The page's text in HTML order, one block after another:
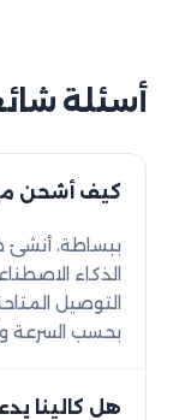
أسئلة
كيف أشحن
ببساطة، أنشئ
الذكاء
التوصيل
بحسب السرعة
هل كالينا